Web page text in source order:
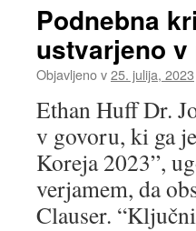
Podnebna
ustvarjeno
Objavljeno v25. julija, 2023
Ethan Huff Dr.
v govoru, ki ga
Koreja 2023”,
verjamem, da
Clauser.